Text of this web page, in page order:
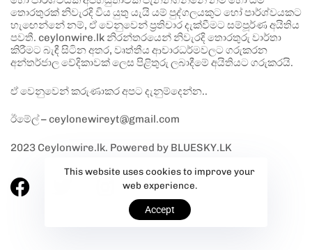
තොරතුරක් නිවැරදි විය යුතු යැයි යම් පුද්ගලයකුට හෝ පාර්ශ්වයකට
හැඟෙන්නේ නම්, ඒ වෙනුවෙන් ප්‍රතිචාර දැක්වීමට සම්පූර්ණ අයිතිය
පවතී. ceylonwire.lk නිරන්තරයෙන් නිවැරදි තොරතුරු වාර්තා
කිරීමට බැඳී සිටින අතර, වෘත්තීය ආචාරධර්මවලට ගරුකරන
අන්තර්ජාල වේදිකාවක් ලෙස පිළිතුරු ලබාදීමේ අයිතියට ගරුකරයි.
ඒ වෙනුවෙන් කරුණාකර අපට දැනුම්දෙන්න..
ඊමේල් – ceylonewireyt@gmail.com
2023 Ceylonwire.lk. Powered by BLUESKY.LK
This website uses cookies to improve your
web experience.
Accept